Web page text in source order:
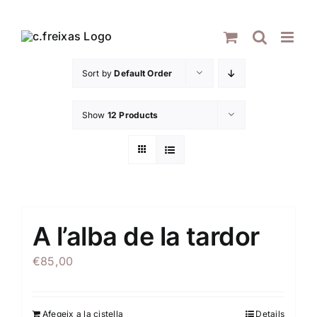
Sort byDefault Order
Show 12 Products
A l’alba de la tardor
€85,00
Afegeix a la cistella Details